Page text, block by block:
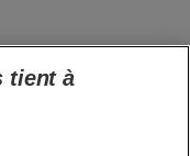
tient à